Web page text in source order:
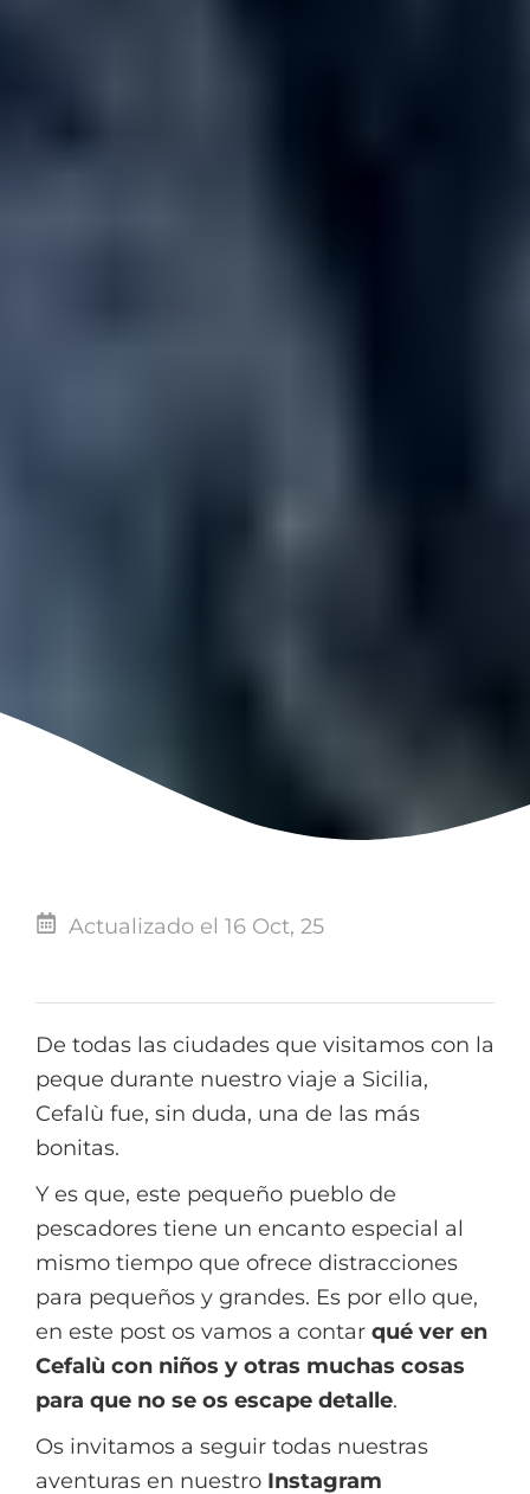
Actualizado el 16 Oct, 25
De todas las ciudades que visitamos con la
peque durante nuestro viaje a Sicilia,
Cefalù fue, sin duda, una de las más
bonitas.
Y es que, este pequeño pueblo de
pescadores tiene un encanto especial al
mismo tiempo que ofrece distracciones
para pequeños y grandes. Es por ello que,
en este post os vamos a contar qué ver en
Cefalù con niños y otras muchas cosas
para que no se os escape detalle.
Os invitamos a seguir todas nuestras
aventuras en nuestro Instagram